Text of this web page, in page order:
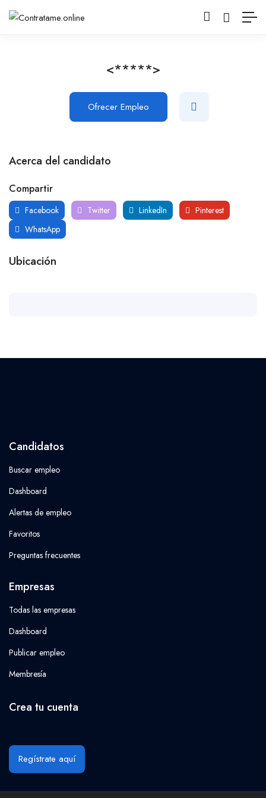
<*****>
Ofrecer Empleo
Acerca del candidato
Compartir
Facebook Twitter LinkedIn
Pinterest
WhatsApp
Ubicación
Candidatos
Buscar empleo
Dashboard
Alertas de empleo
Favoritos
Preguntas frecuentes
Empresas
Todas las empresas
Dashboard
Publicar empleo
Membresía
Crea tu cuenta
Regístrate aquí